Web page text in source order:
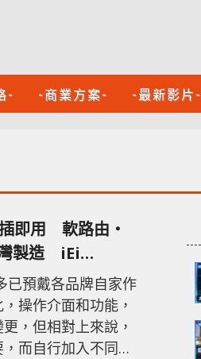
- -商業方案- -最新影片-
即用 軟路由‧
製造 iEi
已預戴各品牌自家作
操作介面和功能，
，但相對上來說，
而自行加入不同的